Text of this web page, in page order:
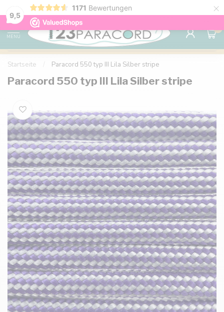
9,5
1171 Bewertungen ×
Kostenlose Lieferung nach Hause ab 150 €
MENU
0
Startseite Paracord 550 typ III Lila Silber stripe
Paracord 550 typ III Lila Silber stripe